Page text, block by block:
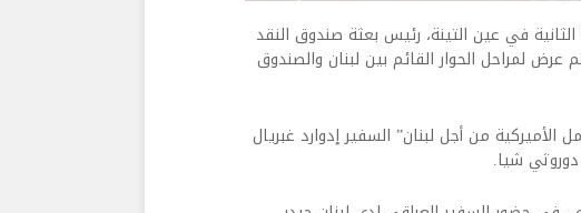
في عين التينة، رئيس بعثة صندوق النقد
عرض لمراحل الحوار القائم بين لبنان والصندوق
الأميركية من أجل لبنان” السفير إدوارد غبريال
شيا.